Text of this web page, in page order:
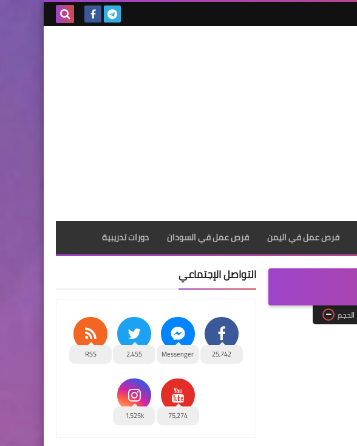
فرص عمل في اليمن فرص عمل في السودان دورات تدريبية
الحجم
التواصل الإجتماعي
25,742
Messenger
2,455
RSS
75,274
1,525k